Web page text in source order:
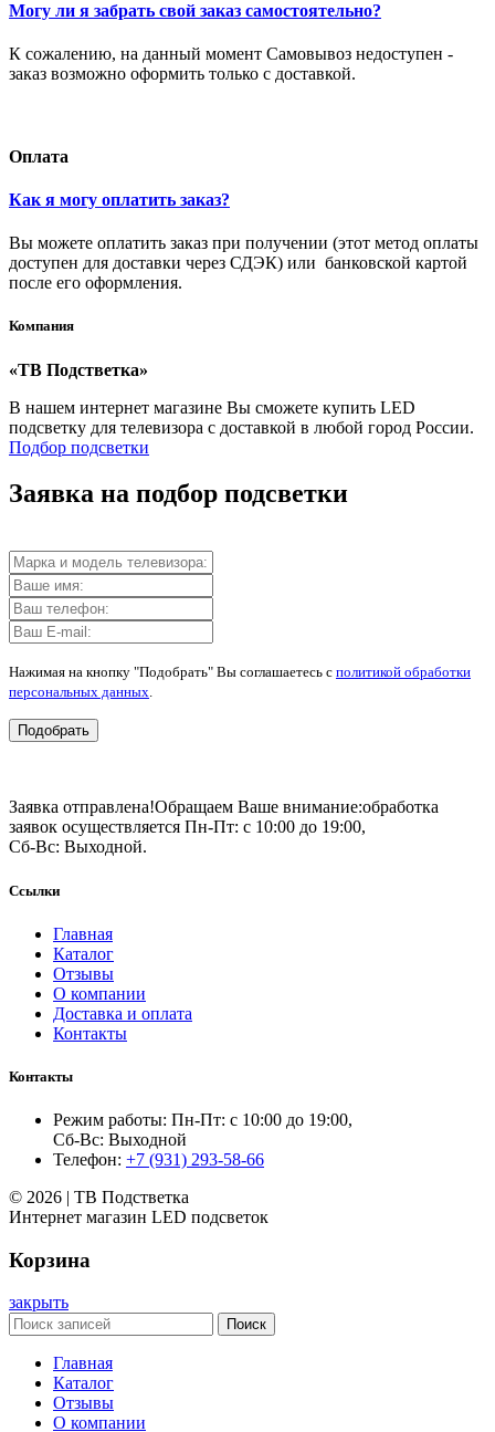
Могу ли я забрать свой заказ самостоятельно?
К сожалению, на данный момент Самовывоз недоступен -
заказ возможно оформить только с доставкой.
Оплата
Как я могу оплатить заказ?
Вы можете оплатить заказ при получении (этот метод оплаты
доступен для доставки через СДЭК) или банковской картой
после его оформления.
Компания
«ТВ Подстветка»
В нашем интернет магазине Вы сможете купить LED
подсветку для телевизора с доставкой в любой город России.
Подбор подсветки
Заявка на подбор подсветки
Нажимая на кнопку "Подобрать" Вы соглашаетесь с политикой обработки
персональных данных.
Подобрать
Заявка отправлена!Обращаем Ваше внимание:обработка
заявок осуществляется Пн-Пт: с 10:00 до 19:00,
Сб-Вс: Выходной.
Ссылки
Главная
Каталог
Отзывы
О компании
Доставка и оплата
Контакты
Контакты
Режим работы: Пн-Пт: с 10:00 до 19:00,
Сб-Вс: Выходной
Телефон: +7 (931) 293-58-66
© 2026 | ТВ Подстветка
Интернет магазин LED подсветок
Корзина
закрыть
Поиск
Главная
Каталог
Отзывы
О компании